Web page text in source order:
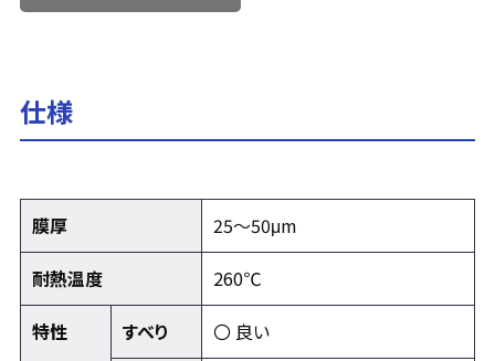
仕様
膜厚
25～50μm
耐熱温度
260℃
特性
すべり
〇 良い